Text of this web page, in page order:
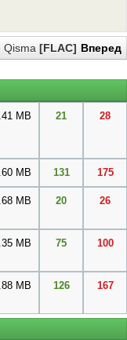
Вперед
Qisma [FLAC]
MB 21 28
MB 131 175
MB 20 26
MB 75 100
MB 126 167